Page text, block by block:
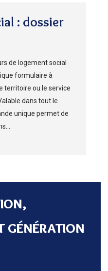
: dossier
de logement social
formulaire à
territoire ou le service
dans tout le
unique permet de
GÉNÉRATION